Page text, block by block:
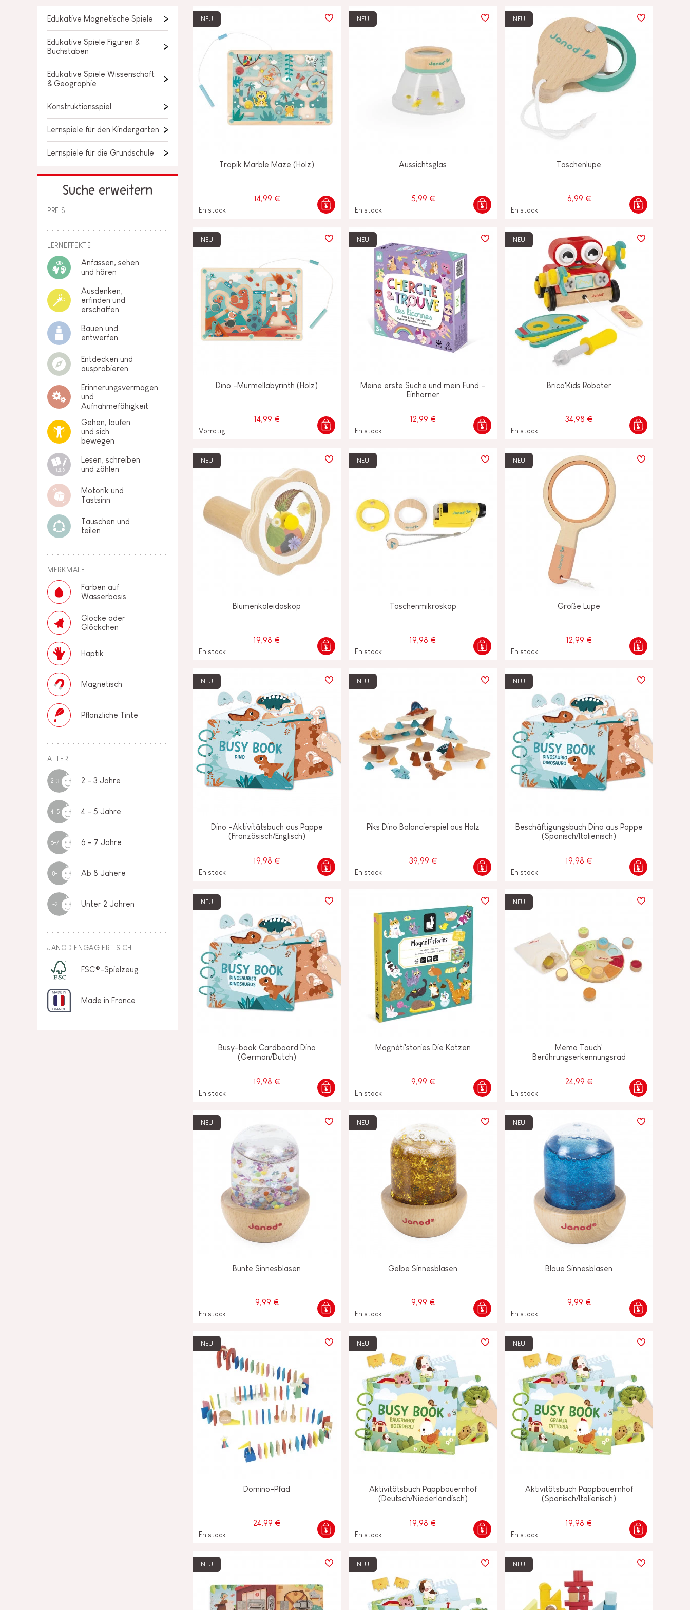
BABY &
KLEINKINDSPIELZEUG
ROLLENSPIEL
SPIELWELTEN
TAFEL, MÖBEL &
DEKORATIONEN
LOSE STÜCKE
Edukative Magnetische Spiele
Edukative Spiele Figuren &
Buchstaben
Edukative Spiele Wissenschaft
& Geographie
Konstruktionsspiel
Lernspiele für den Kindergarten
Lernspiele für die Grundschule
Suche erweitern
PREIS
LERNEFFEKTE
Anfassen, sehen
und hören
Ausdenken,
erfinden und
erschaffen
Bauen und
entwerfen
Entdecken und
ausprobieren
Erinnerungsvermögen
und
Aufnahmefähigkeit
Gehen, laufen
und sich
bewegen
Lesen, schreiben
und zählen
Motorik und
Tastsinn
Tauschen und
teilen
MERKMALE
Farben auf
Wasserbasis
Glocke oder
Glöckchen
Haptik
Magnetisch
Pflanzliche Tinte
ALTER
2-3 2 - 3 Jahre
4-5 4 - 5 Jahre
6-7 6 - 7 Jahre
8+ Ab 8 Jahere
-2 Unter 2 Jahren
JANOD ENGAGIERT SICH
FSC®-Spielzeug
Made in France
NEU
Tropik Marble Maze (Holz)
14,99 €
En stock
NEU
Aussichtsglas
5,99 €
En stock
NEU
Taschenlupe
6,99 €
En stock
NEU
Dino -Murmellabyrinth (Holz)
14,99 €
Vorrätig
NEU
Meine erste Suche und mein Fund –
Einhörner
12,99 €
En stock
NEU
Brico'Kids Roboter
34,98 €
En stock
NEU
Blumenkaleidoskop
19,98 €
En stock
NEU
Taschenmikroskop
19,98 €
En stock
NEU
Große Lupe
12,99 €
En stock
NEU
Dino -Aktivitätsbuch aus Pappe
(Französisch/Englisch)
19,98 €
En stock
NEU
Piks Dino Balancierspiel aus Holz
39,99 €
En stock
NEU
Beschäftigungsbuch Dino aus Pappe
(Spanisch/Italienisch)
19,98 €
En stock
NEU
Busy-book Cardboard Dino
(German/Dutch)
19,98 €
En stock
Magnéti'stories Die Katzen
9,99 €
En stock
NEU
Memo Touch'
Berührungserkennungsrad
24,99 €
En stock
NEU
Bunte Sinnesblasen
9,99 €
En stock
NEU
Gelbe Sinnesblasen
9,99 €
En stock
NEU
Blaue Sinnesblasen
9,99 €
En stock
NEU
Domino-Pfad
24,99 €
En stock
NEU
Aktivitätsbuch Pappbauernhof
(Deutsch/Niederländisch)
19,98 €
En stock
NEU
Aktivitätsbuch Pappbauernhof
(Spanisch/Italienisch)
19,98 €
En stock
NEU NEU NEU